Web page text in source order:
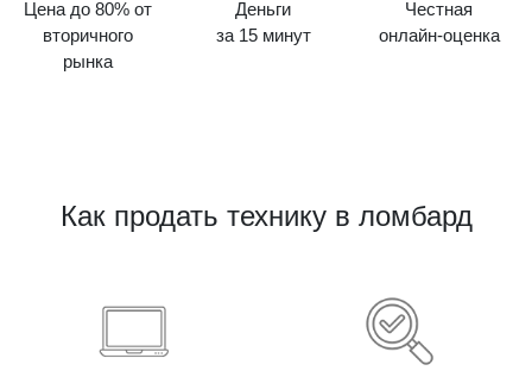
Цена до 80% от
вторичного
рынка
Деньги
за 15 минут
Честная
онлайн-оценка
Как продать технику в ломбард